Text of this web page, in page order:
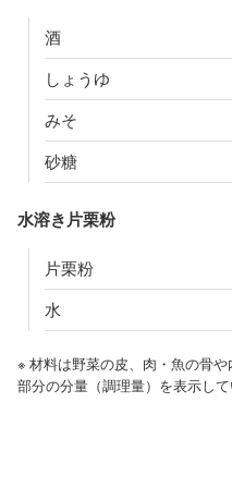
酒
しょうゆ
みそ
砂糖
水溶き片栗粉
片栗粉
水
※ 材料は野菜の皮、肉・魚の骨
部分の分量（調理量）を表示して